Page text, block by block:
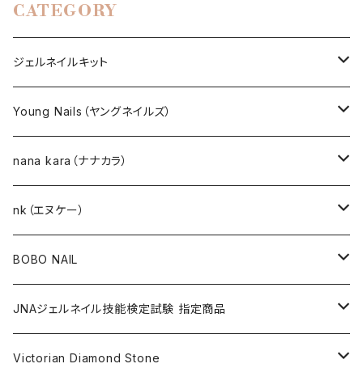
CATEGORY
ジェルネイルキット
選べるジェルネイルキット
ネイルアート作成キット
Young Nails（ヤングネイルズ）
BEST SELLERS（ベストセラー）
KITS（キット）
ACRYLIC（アクリル）
ACRYLIC POWDER（アクリルパウダー）
NAIL LIQUID（ネイルリキッド）
DIP & COLOR ACRYLIC POWDERS
DIP AND COLOR ACRYLIC POWDERS
GEL（ジェル）
nana kara（ナナカラ）
GEL NAIL
nana kara [3g] （ナナカラ）
nana kara petit [1g] （ナナカラ プチ）
NAIL ART
ネイルパーツ
ネイルストーンパーツ
NAIL TIPS
NAIL TOOL
nk（エヌケー）
GEL NAIL
3Dジェル
ベースジェル
NAIL ART
ネイルパーツ
NAIL TOOL
BOBO NAIL
セット
単品
JNAジェルネイル技能検定試験 指定商品
クリアジェル
Victorian Diamond Stone